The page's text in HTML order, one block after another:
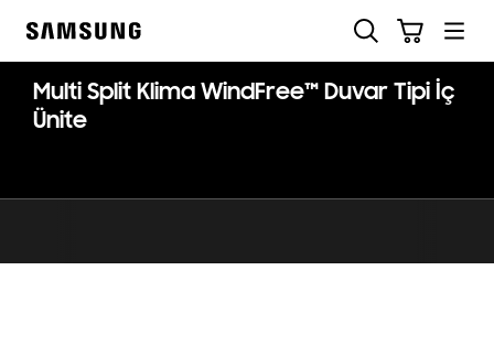
Multi Split Klima WindFree™ Duvar Tipi İç
Ünite